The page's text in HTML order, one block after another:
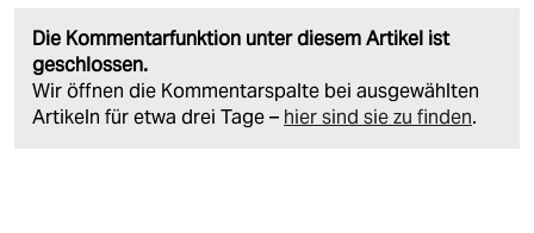
Die Kommentarfunktion unter diesem Artikel ist
geschlossen.
Wir öffnen die Kommentarspalte bei ausgewählten
Artikeln für etwa drei Tage – hier sind sie zu finden.